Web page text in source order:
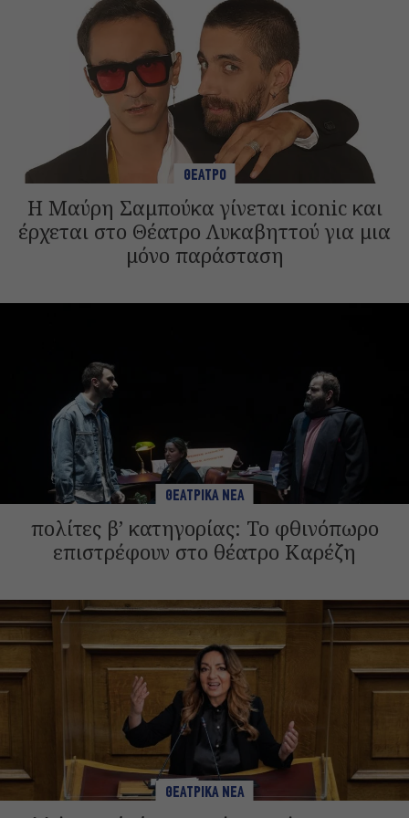
ΘΕΑΤΡΟ
Η Μαύρη Σαμπούκα γίνεται iconic και
έρχεται στο Θέατρο Λυκαβηττού για μια
μόνο παράσταση
ΘΕΑΤΡΙΚΑ ΝΕΑ
πολίτες β’ κατηγορίας: Το φθινόπωρο
επιστρέφουν στο θέατρο Καρέζη
ΘΕΑΤΡΙΚΑ ΝΕΑ